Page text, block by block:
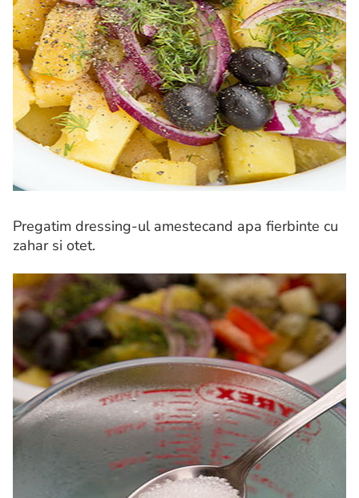
Pregatim dressing-ul amestecand apa fierbinte cu
zahar si otet.